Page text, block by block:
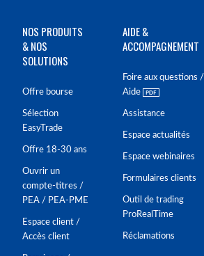
NOS PRODUITS
& NOS
SOLUTIONS
Offre bourse
Sélection
EasyTrade
Offre 18-30 ans
Ouvrir un
compte-titres /
PEA / PEA-PME
Espace client /
Accès client
AIDE &
ACCOMPAGNEMENT
Foire aux questions /
Aide
Assistance
Espace actualités
Espace webinaires
Formulaires clients
Outil de trading
ProRealTime
Réclamations